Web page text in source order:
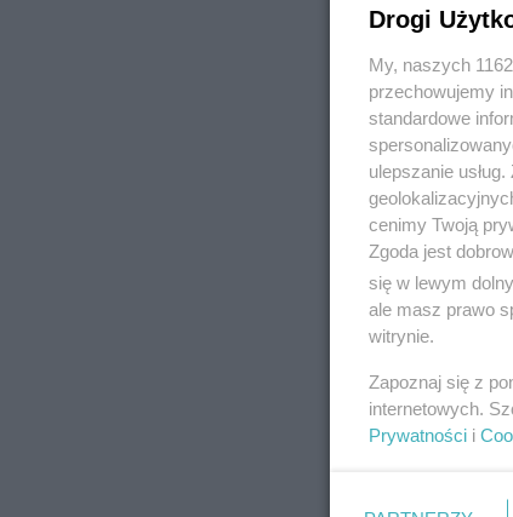
REKLAMA
Drogi
My, naszych
przechowujemy
standardowe
ulepszanie
cenimy Twoją
Zgoda jest
się w lewym
ale masz prawo
witrynie.
Zapoznaj się z
internetowych.
Prywatności i